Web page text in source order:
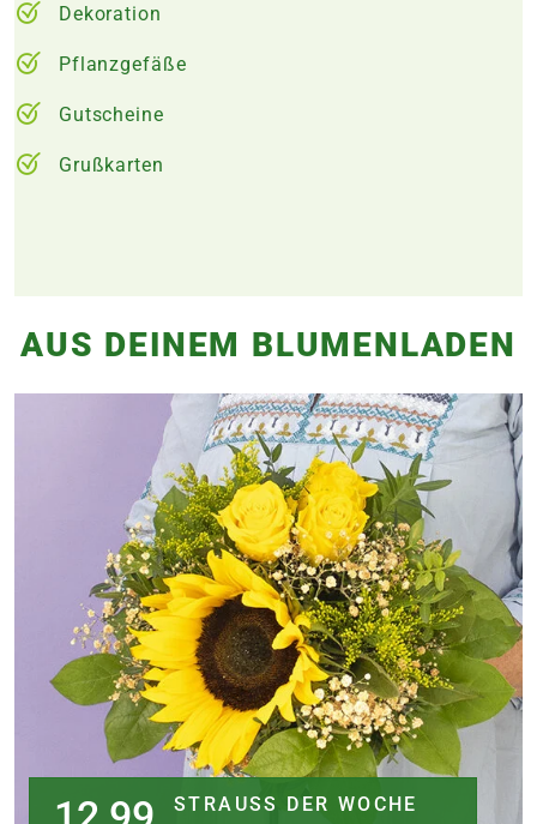
Dekoration
Pflanzgefäße
Gutscheine
Grußkarten
AUS DEINEM BLUMENLADEN
STRAUSS DER WOCHE